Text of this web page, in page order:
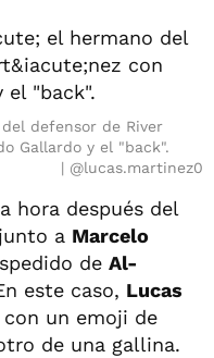
defensor de River
Gallardo y el "back".
@lucas.martinez0
hora después del
a Marcelo
de Al-
este caso, Lucas
un emoji de
de una gallina.